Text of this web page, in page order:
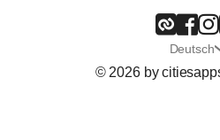
Deutsch
© 2026 by